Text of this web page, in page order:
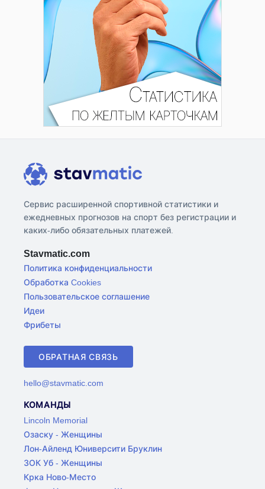
Сервис расширенной спортивной статистики и
ежедневных прогнозов на спорт без регистрации и
каких-либо обязательных платежей.
Stavmatic.com
Политика конфиденциальности
Обработка Cookies
Пользовательское соглашение
Идеи
Фрибеты
ОБРАТНАЯ СВЯЗЬ
hello@stavmatic.com
КОМАНДЫ
Lincoln Memorial
Озаску - Женщины
Лон-Айленд Юниверсити Бруклин
ЗОК Уб - Женщины
Крка Ново-Место